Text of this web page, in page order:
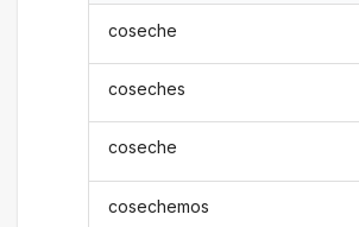
coseche
coseches
coseche
cosechemos